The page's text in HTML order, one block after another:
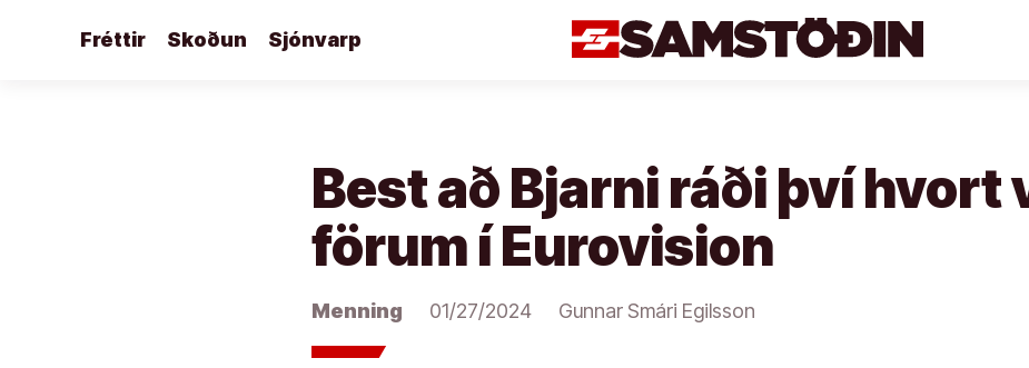
Fréttir Skoðun Sjónvarp
Best að Bjarni ráði því hvort
förum í Eurovision
Menning 01/27/2024 Gunnar Smári Egilsson